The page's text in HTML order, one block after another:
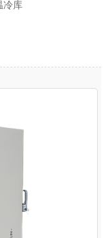
冷库